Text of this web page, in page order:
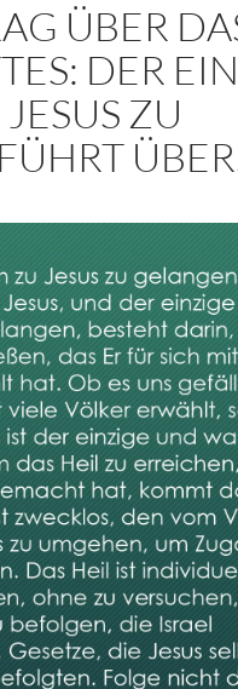
ÜBER
DER
ZU